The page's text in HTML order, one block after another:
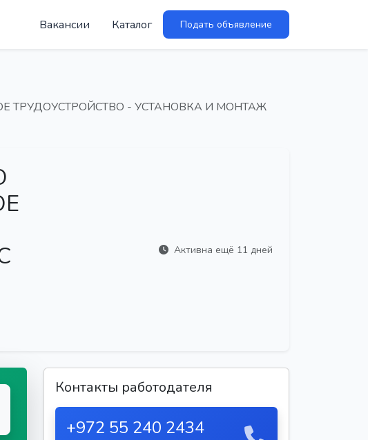
Вакансии Каталог Подать объявление
ТРУДОУСТРОЙСТВО - УСТАНОВКА И МОНТАЖ
Активна ещё 11 дней
Контакты работодателя
+972 55 240 2434